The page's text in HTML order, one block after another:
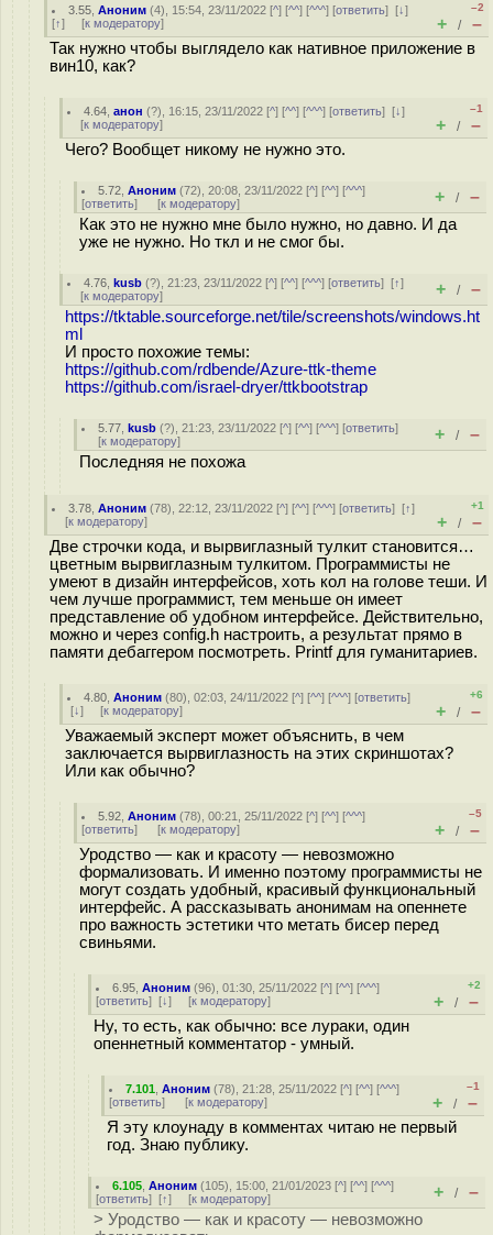
3.55 ,Аноним (4), 15:54, 23/11/2022 [^] [^^] [^^^] [ответить][↓]
[↑] [к модератору]
–2
+ / –
Так нужно чтобы выглядело как нативное приложение в
вин10, как?
4.64 ,анон (?), 16:15, 23/11/2022 [^] [^^] [^^^] [ответить][↓]
[к модератору]
–1
+ / –
Чего? Вообщет никому не нужно это.
5.72 ,Аноним (72), 20:08, 23/11/2022 [^] [^^] [^^^]
[ответить] [к модератору] + / –
Как это не нужно мне было нужно, но давно. И да
уже не нужно. Но ткл и не смог бы.
4.76 ,kusb (?), 21:23, 23/11/2022 [^] [^^] [^^^] [ответить][↑]
[к модератору] + / –
https://tktable.sourceforge.net/tile/screenshots/windows.ht
ml
И просто похожие темы:
https://github.com/rdbende/Azure-ttk-theme
https://github.com/israel-dryer/ttkbootstrap
5.77 ,kusb (?), 21:23, 23/11/2022 [^] [^^] [^^^] [ответить]
[к модератору] + / –
Последняя не похожа
3.78 ,Аноним (78), 22:12, 23/11/2022 [^] [^^] [^^^] [ответить][↑]
[к модератору]
+1
+ / –
Две строчки кода, и вырвиглазный тулкит становится…
цветным вырвиглазным тулкитом. Программисты не
умеют в дизайн интерфейсов, хоть кол на голове теши. И
чем лучше программист, тем меньше он имеет
представление об удобном интерфейсе. Действительно,
можно и через config.h настроить, а результат прямо в
памяти дебаггером посмотреть. Printf для гуманитариев.
4.80 ,Аноним (80), 02:03, 24/11/2022 [^] [^^] [^^^] [ответить]
[↓] [к модератору]
+6
+ / –
Уважаемый эксперт может объяснить, в чем
заключается вырвиглазность на этих скриншотах?
Или как обычно?
5.92 ,Аноним (78), 00:21, 25/11/2022 [^] [^^] [^^^]
[ответить] [к модератору]
–5
+ / –
Уродство — как и красоту — невозможно
формализовать. И именно поэтому программисты не
могут создать удобный, красивый функциональный
интерфейс. А рассказывать анонимам на опеннете
про важность эстетики что метать бисер перед
свиньями.
6.95 ,Аноним (96), 01:30, 25/11/2022 [^] [^^] [^^^]
[ответить] [↓] [к модератору]
+2
+ / –
Ну, то есть, как обычно: все лураки, один
опеннетный комментатор - умный.
7.101 ,Аноним (78), 21:28, 25/11/2022 [^] [^^] [^^^]
[ответить] [к модератору]
–1
+ / –
Я эту клоунаду в комментах читаю не первый
год. Знаю публику.
6.105 ,Аноним (105), 15:00, 21/01/2023 [^] [^^] [^^^]
[ответить] [↑] [к модератору] + / –
> Уродство — как и красоту — невозможно